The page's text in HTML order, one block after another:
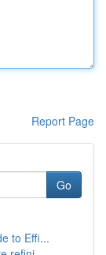
Report Page
Go
to Effi...